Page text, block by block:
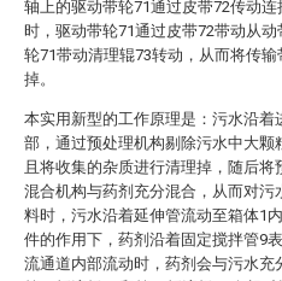
轴上的驱动带轮71通过皮带72传动
时，驱动带轮71通过皮带72带动从
轮71带动清理辊73转动，从而将传
掉。
本实用新型的工作原理是：污水沿着
部，通过预处理机构剔除污水中大颗
且将收集的杂质进行清理掉，随后将
混合机构与药剂充分混合，从而对污
料时，污水沿着延伸管流动至箱体1
件的作用下，药剂沿着固定搅拌管9
流通道内部流动时，药剂会与污水充